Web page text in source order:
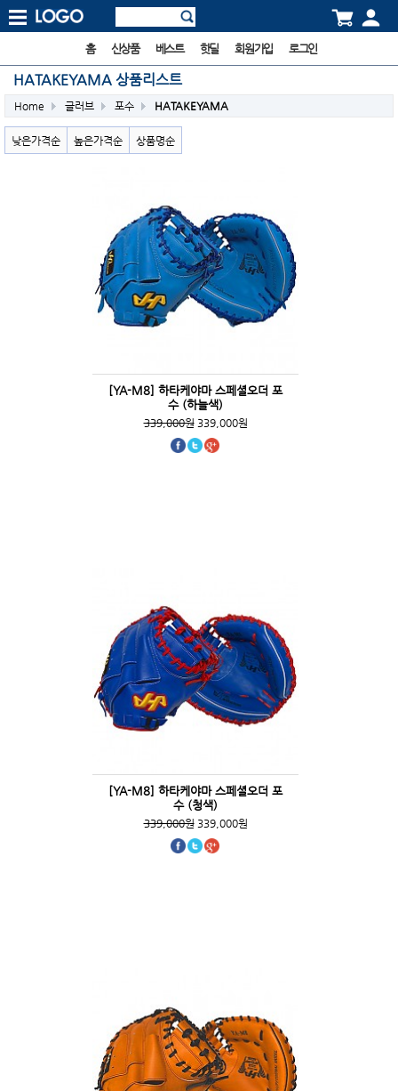
홈 신상품 베스트 핫딜 회원가입 로그인
HATAKEYAMA 상품리스트
Home 글러브 포수 HATAKEYAMA
낮은가격순 높은가격순 상품명순
[YA-M8] 하타케야마 스페셜오더 포
수 (하늘색)
339,000원339,000원
[YA-M8] 하타케야마 스페셜오더 포
수 (청색)
339,000원339,000원